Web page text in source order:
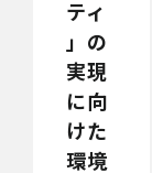
ティ
」の
実現
に向
けた
環境